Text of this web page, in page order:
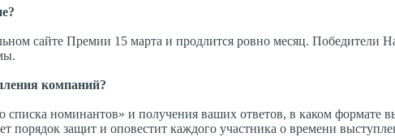
сайте Премии 15 марта и продлится ровно месяц. Победители
компаний?
номинантов» и получения ваших ответов, в каком формате
порядок защит и оповестит каждого участника о времени